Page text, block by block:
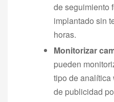
de seguimiento
implantado sin
horas.
Monitorizar
pueden
tipo de analítica
de publicidad